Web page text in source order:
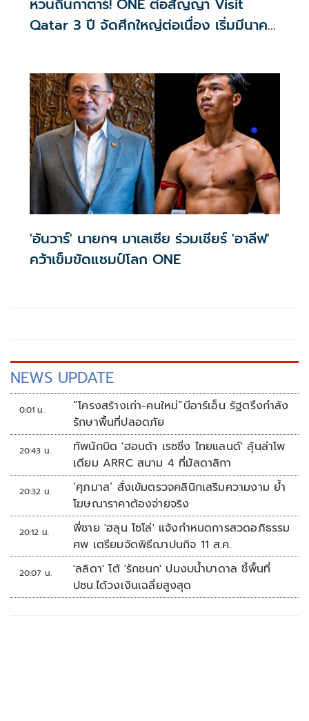
Qatar 3 ปี จัดศึกใหญ่ต่อเนื่อง เริ่มมีนาคม
'อันวาร์' นายกฯ มาเลเซีย ร่วมเชียร์ 'อาลีฟ'
คว้าเข็มขัดแชมป์โลก ONE
NEWS UPDATE
0:01 น.
“โครงสร้างเก่า-คนใหม่”บีอาร์เอ็น รัฐตรึงกำลัง
รักษาพื้นที่ปลอดภัย
20:43 น.
ทัพนักบิด 'ฮอนด้า เรซซิ่ง ไทยแลนด์' ลุ้นล่าโพ
เดียม ARRC สนาม 4 ที่มัลดาลิกา
20:32 น.
‘ศุภมาส’ สั่งเข้มตรวจคลินิกเสริมความงาม ย้ำ
โฆษณาราคาต้องจ่ายจริง
20:12 น.
พี่ชาย 'ฮลุน โซโล่' แจ้งกำหนดการสวดอภิธรรม
ศพ เตรียมจัดพิธีฌาปนกิจ 11 ส.ค.
20:07 น.
'ลลิดา' โต้ 'รักชนก' ปมงบน้ำบาดาล ชี้พื้นที่
ปชน.ได้วงเงินเฉลี่ยสูงสุด